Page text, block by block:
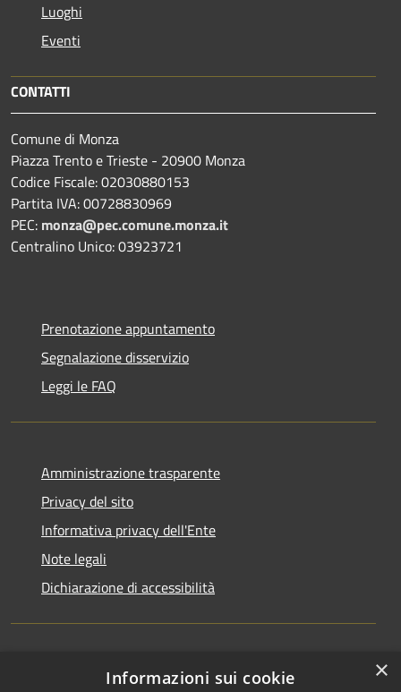
Luoghi
Eventi
CONTATTI
Comune di Monza
Piazza Trento e Trieste - 20900 Monza
Codice Fiscale: 02030880153
Partita IVA: 00728830969
PEC: monza@pec.comune.monza.it
Centralino Unico: 03923721
Prenotazione appuntamento
Segnalazione disservizio
Leggi le FAQ
Amministrazione trasparente
Privacy del sito
Informativa privacy dell'Ente
Note legali
Dichiarazione di accessibilità
Newsletter ×
Informazioni sui cookie